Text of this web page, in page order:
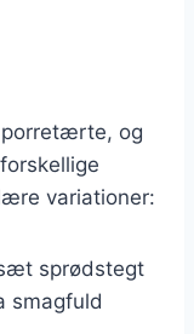
og
variationer:
sprødstegt
smagfuld